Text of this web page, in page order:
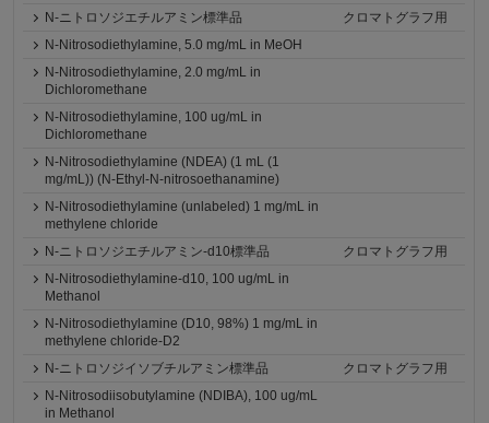
N-ニトロソジエチルアミン標準品
クロマトグラフ用
N-Nitrosodiethylamine, 5.0 mg/mL in MeOH
N-Nitrosodiethylamine, 2.0 mg/mL in
Dichloromethane
N-Nitrosodiethylamine, 100 ug/mL in
Dichloromethane
N-Nitrosodiethylamine (NDEA) (1 mL (1
mg/mL)) (N-Ethyl-N-nitrosoethanamine)
N-Nitrosodiethylamine (unlabeled) 1 mg/mL in
methylene chloride
N-ニトロソジエチルアミン-d10標準品
クロマトグラフ用
N-Nitrosodiethylamine-d10, 100 ug/mL in
Methanol
N-Nitrosodiethylamine (D10, 98%) 1 mg/mL in
methylene chloride-D2
N-ニトロソジイソブチルアミン標準品
クロマトグラフ用
N-Nitrosodiisobutylamine (NDIBA), 100 ug/mL
in Methanol